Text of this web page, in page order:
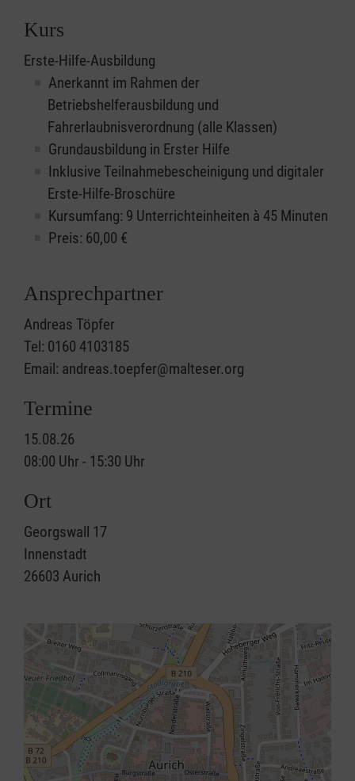
Kurs
Erste-Hilfe-Ausbildung
Anerkannt im Rahmen der
Betriebshelferausbildung und
Fahrerlaubnisverordnung (alle Klassen)
Grundausbildung in Erster Hilfe
Inklusive Teilnahmebescheinigung und digitaler
Erste-Hilfe-Broschüre
Kursumfang: 9 Unterrichteinheiten à 45 Minuten
Preis: 60,00 €
Ansprechpartner
Andreas Töpfer
Tel: 0160 4103185
Email: andreas.toepfer@malteser.org
Termine
15.08.26
08:00 Uhr - 15:30 Uhr
Ort
Georgswall 17
Innenstadt
26603 Aurich